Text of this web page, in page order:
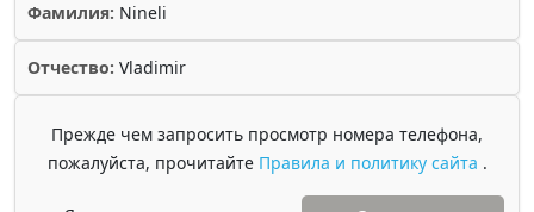
Фамилия: Nineli
Отчество: Vladimir
Прежде чем запросить просмотр номера телефона,
пожалуйста, прочитайте Правила и политику сайта .